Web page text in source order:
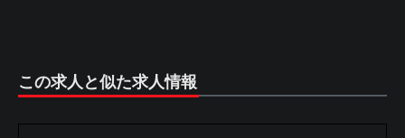
この求人と似た求人情報